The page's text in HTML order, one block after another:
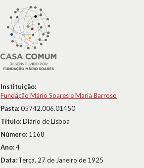
Instituição:
Fundação Mário Soares e Maria Barroso
Pasta:05742.006.01450
Título:Diário de Lisboa
Número: 1168
Ano:4
Data: Terça, 27 de Janeiro de 1925